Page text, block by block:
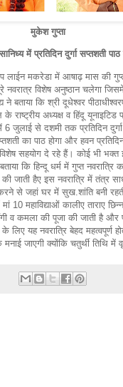
मुकेश गुप्ता
में प्रतिदिन दुर्गा सप्तशती
लाईन मकरेडा में आषाढ़ मास की
नवरात्र विशेष अनुष्ठान चलेगा
ने बताया कि श्री दूधेश्वर
के राष्ट्रीय अध्यक्ष व हिंदू
6 जुलाई से दशमी तक प्रतिदिन
का पाठ होगा और हवन
सहयोग दे रहे हैं। कोई भी
कि हिन्दू धर्म में गुप्त नवरात्रि
जाती हैए इस नवरात्रि में तंत्र
से जहां घर में सुख.शांति बनी
10 महाविद्याओं कालीए ताराए
व कमला की पूजा की जाती है
लिए यह नवरात्रि बेहद महत्वपूर्ण
जाएगी क्योंकि चतुर्थी तिथि में